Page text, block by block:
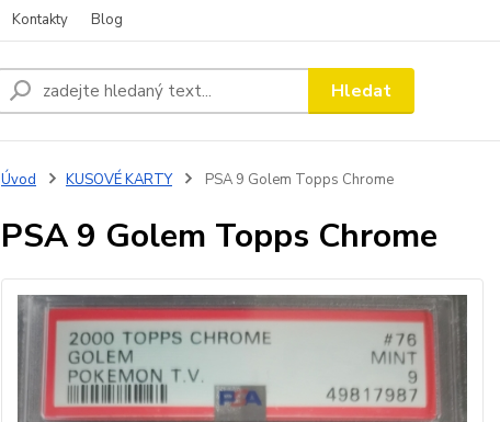
Kontakty Blog
Hledat
Úvod KUSOVÉ KARTY PSA 9 Golem Topps Chrome
PSA 9 Golem Topps Chrome